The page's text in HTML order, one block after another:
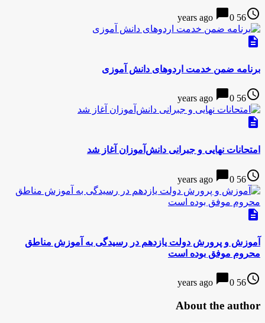
access_time
56 years ago
chat_bubble0
description
برنامه ضمن خدمت اردوهای دانش آموزی
access_time
56 years ago
chat_bubble0
description
امتحانات نهایی و جبرانی دانش‌آموزان آغاز شد
access_time
56 years ago
chat_bubble0
description
آموزش و پرورش دولت یازدهم در رسیدگی به آموزش مناطق
محروم موفق بوده است
access_time
56 years ago
chat_bubble0
About the author